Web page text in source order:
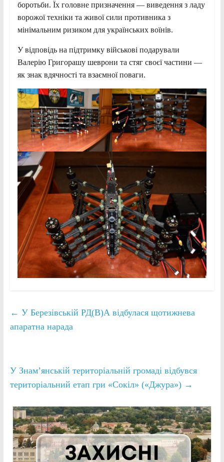
боротьби. Їх головне призначення — виведення з ладу
ворожої техніки та живої сили противника з
мінімальним ризиком для українських воїнів.
У відповідь на підтримку військові подарували
Валерію Григорашу шеврони та стяг своєї частини —
як знак вдячності та взаємної поваги.
← У Березівській РД(В)А відбулася щотижнева
апаратна нарада
У Знам’янській територіальній громаді відбувся
територіальний етап гри «Сокіл» («Джура») →